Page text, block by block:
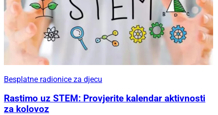
Besplatne radionice za djecu
Rastimo uz STEM: Provjerite kalendar aktivnosti
za kolovoz